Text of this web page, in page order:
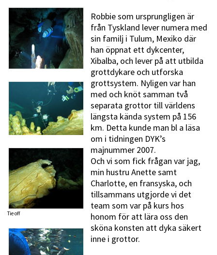
Tie off
Robbie som ursprungligen är
från Tyskland lever numera med
sin familj i Tulum, Mexiko där
han öppnat ett dykcenter,
Xibalba, och lever på att utbilda
grottdykare och utforska
grottsystem. Nyligen var han
med och knöt samman två
separata grottor till världens
längsta kända system på 156
km. Detta kunde man bl a läsa
om i tidningen DYK’s
majnummer 2007.
Och vi som fick frågan var jag,
min hustru Anette samt
Charlotte, en fransyska, och
tillsammans utgjorde vi det
team som var på kurs hos
honom för att lära oss den
sköna konsten att dyka säkert
inne i grottor.